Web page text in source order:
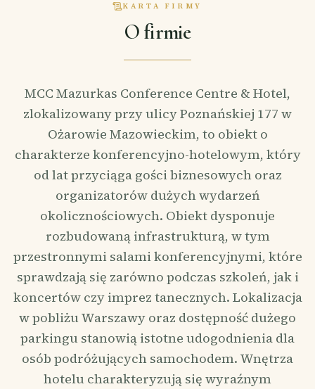
KARTA FIRMY
O firmie
MCC Mazurkas Conference Centre & Hotel,
zlokalizowany przy ulicy Poznańskiej 177 w
Ożarowie Mazowieckim, to obiekt o
charakterze konferencyjno-hotelowym, który
od lat przyciąga gości biznesowych oraz
organizatorów dużych wydarzeń
okolicznościowych. Obiekt dysponuje
rozbudowaną infrastrukturą, w tym
przestronnymi salami konferencyjnymi, które
sprawdzają się zarówno podczas szkoleń, jak i
koncertów czy imprez tanecznych. Lokalizacja
w pobliżu Warszawy oraz dostępność dużego
parkingu stanowią istotne udogodnienia dla
osób podróżujących samochodem. Wnętrza
hotelu charakteryzują się wyraźnym